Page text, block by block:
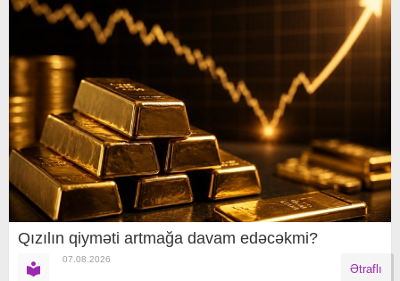
Qızılın qiyməti artmağa davam edəcəkmi?
07.08.2026
Ətraflı